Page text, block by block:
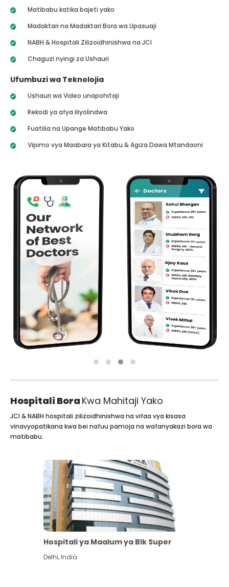
Matibabu katika bajeti yako
Madaktari na Madaktari Bora wa Upasuaji
NABH & Hospitali Zilizoidhinishwa na JCI
Chaguzi nyingi za Ushauri
Ufumbuzi wa Teknolojia
Ushauri wa Video unapohitaji
Rekodi ya afya iliyolindwa
Fuatilia na Upange Matibabu Yako
Vipimo vya Maabara ya Kitabu & Agiza Dawa Mtandaoni
Hospitali Bora Kwa Mahitaji Yako
JCI & NABH hospitali zilizoidhinishwa na vifaa vya kisasa
vinavyopatikana kwa bei nafuu pamoja na wafanyakazi bora wa
matibabu.
Hospitali ya Maalum ya Blk Super
Delhi,India